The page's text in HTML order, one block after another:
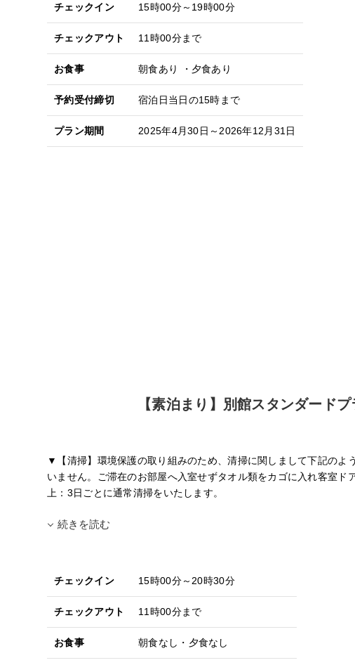
チェックイン 15時00分～19時00分
チェックアウト 11時00分まで
お食事 朝食あり ・夕食あり
予約受付締切 宿泊日当日の15時まで
プラン期間 2025年4月30日～2026年12月31日
【素泊まり】別館スタンダード
▼【清掃】環境保護の取り組みのため、清掃に関しまして下記のよ
いません。ご滞在のお部屋へ入室せずタオル類をカゴに入れ客室ド
上：3日ごとに通常清掃をいたします。
続きを読む
チェックイン 15時00分～20時30分
チェックアウト 11時00分まで
お食事 朝食なし・夕食なし